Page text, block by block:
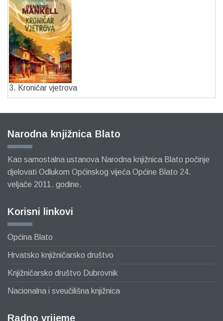
3. Kroničar vjetrova
Narodna knjižnica Blato
Kao samostalna ustanova Narodna knjižnica Blato počinje
djelovati Odlukom Općinskog vijeća Općine Blato 24.
veljače 2011. godine.
Korisni linkovi
Općina Blato
Hrvatsko knjižničarsko društvo
Knjižničarsko društvo Dubrovnik
Nacionalna i sveučilišna knjižnica
Radno vrijeme